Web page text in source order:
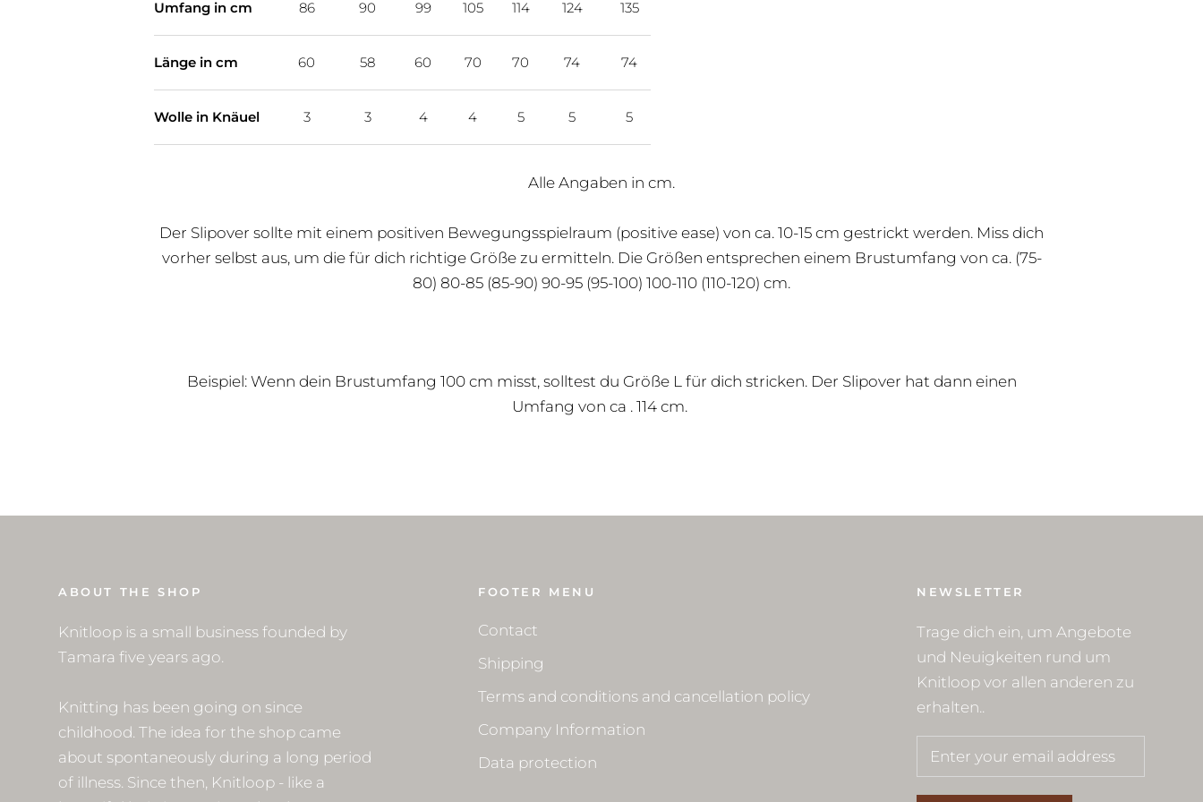
Umfang in cm 86 90 99 105 114 124 135
Länge in cm 60 58 60 70 70 74 74
Wolle in Knäuel 3 3 4 4 5 5 5
Alle Angaben in cm.
Der Slipover sollte mit einem positiven Bewegungsspielraum (positive ease) von ca. 10-15 cm gestrickt werden. Miss dich
vorher selbst aus, um die für dich richtige Größe zu ermitteln. Die Größen entsprechen einem Brustumfang von ca. (75-
80) 80-85 (85-90) 90-95 (95-100) 100-110 (110-120) cm.
Beispiel: Wenn dein Brustumfang 100 cm misst, solltest du Größe L für dich stricken. Der Slipover hat dann einen
Umfang von ca . 114 cm.
ABOUT THE SHOP
Knitloop is a small business founded by
Tamara five years ago.
Knitting has been going on since
childhood. The idea for the shop came
about spontaneously during a long period
of illness. Since then, Knitloop - like a
FOOTER MENU
Contact
Shipping
Terms and conditions and cancellation policy
Company Information
Data protection
NEWSLETTER
Trage dich ein, um Angebote
und Neuigkeiten rund um
Knitloop vor allen anderen zu
erhalten..